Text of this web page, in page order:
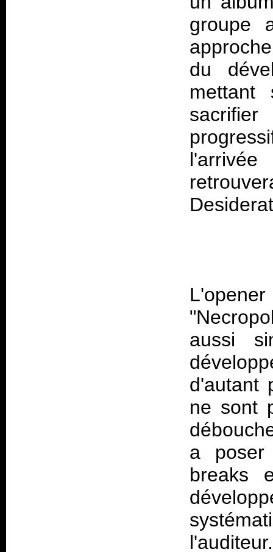
groupe
du
aussi
d'autant
ne sont
a poser
breaks